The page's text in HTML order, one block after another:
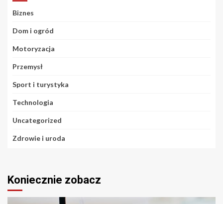
Biznes
Dom i ogród
Motoryzacja
Przemysł
Sport i turystyka
Technologia
Uncategorized
Zdrowie i uroda
Koniecznie zobacz